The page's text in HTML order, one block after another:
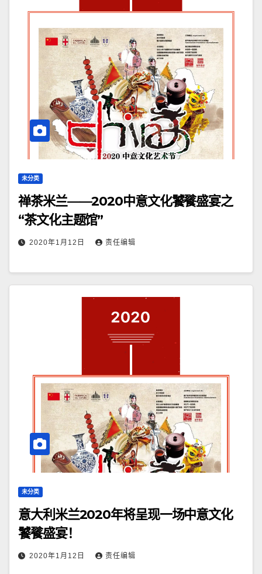
未分类
禅茶米兰——2020中意文化饕餮盛宴之
“茶文化主题馆”
2020年1月12日 责任编辑
未分类
意大利米兰2020年将呈现一场中意文化
饕餮盛宴！
2020年1月12日 责任编辑